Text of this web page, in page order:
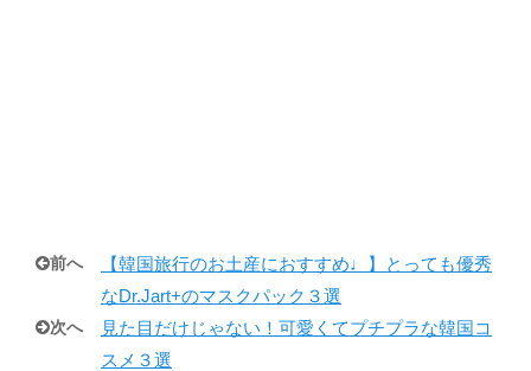
前へ
【韓国旅行のお土産におすすめ♩】とっても優秀
なDr.Jart+のマスクパック３選
次へ
見た目だけじゃない！可愛くてプチプラな韓国コ
スメ３選